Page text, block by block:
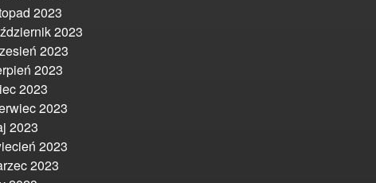
2023
2023
2023
2023
2023
2023
2023
2023
2023